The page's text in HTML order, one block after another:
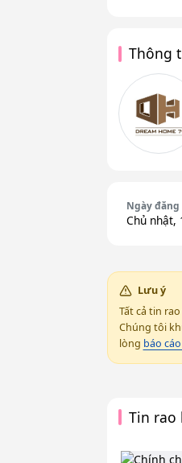
Thông
Ngày đăng
Chủ nhật,
Lưu ý
Tất cả tin
Chúng tôi
lòng báo
Tin rao